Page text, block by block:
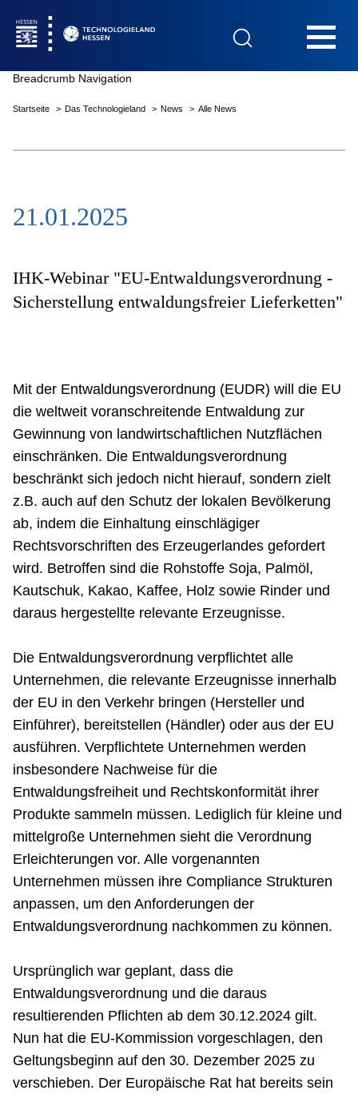
Das Technologieland
Innovationsfelder
Breadcrumb Navigation
Startseite Das Technologieland News Alle News
21.01.2025
IHK-Webinar "EU-Entwaldungsverordnung -
Sicherstellung entwaldungsfreier Lieferketten"
Mit der Entwaldungsverordnung (EUDR) will die EU
die weltweit voranschreitende Entwaldung zur
Gewinnung von landwirtschaftlichen Nutzflächen
einschränken. Die Entwaldungsverordnung
beschränkt sich jedoch nicht hierauf, sondern zielt
z.B. auch auf den Schutz der lokalen Bevölkerung
ab, indem die Einhaltung einschlägiger
Rechtsvorschriften des Erzeugerlandes gefordert
wird. Betroffen sind die Rohstoffe Soja, Palmöl,
Kautschuk, Kakao, Kaffee, Holz sowie Rinder und
daraus hergestellte relevante Erzeugnisse.
Die Entwaldungsverordnung verpflichtet alle
Unternehmen, die relevante Erzeugnisse innerhalb
der EU in den Verkehr bringen (Hersteller und
Einführer), bereitstellen (Händler) oder aus der EU
ausführen. Verpflichtete Unternehmen werden
insbesondere Nachweise für die
Entwaldungsfreiheit und Rechtskonformität ihrer
Produkte sammeln müssen. Lediglich für kleine und
mittelgroße Unternehmen sieht die Verordnung
Erleichterungen vor. Alle vorgenannten
Unternehmen müssen ihre Compliance Strukturen
anpassen, um den Anforderungen der
Entwaldungsverordnung nachkommen zu können.
Ursprünglich war geplant, dass die
Entwaldungsverordnung und die daraus
resultierenden Pflichten ab dem 30.12.2024 gilt.
Nun hat die EU-Kommission vorgeschlagen, den
Geltungsbeginn auf den 30. Dezember 2025 zu
verschieben. Der Europäische Rat hat bereits sein